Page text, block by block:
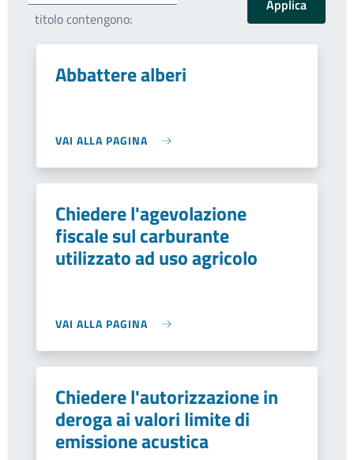
titolo contengono:
Abbattere alberi
VAI ALLA PAGINA
Chiedere l'agevolazione
fiscale sul carburante
utilizzato ad uso agricolo
VAI ALLA PAGINA
Chiedere l'autorizzazione in
deroga ai valori limite di
emissione acustica